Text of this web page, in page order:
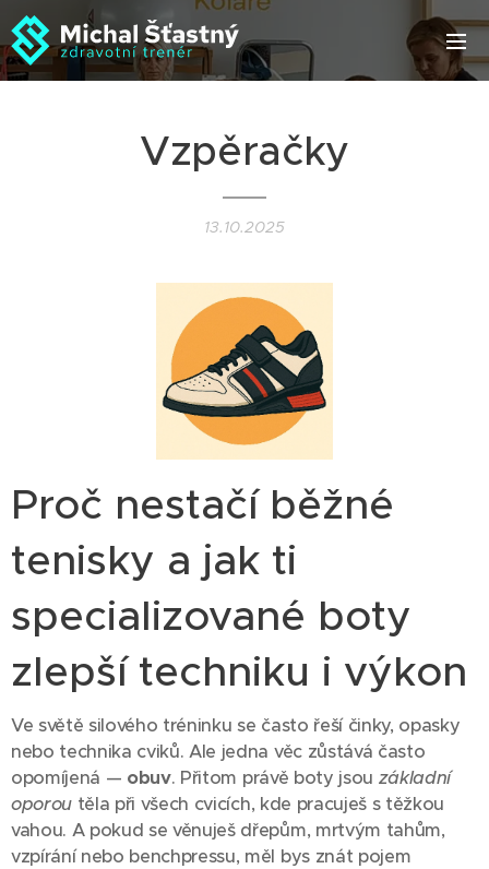
Vzpěračky
13.10.2025
Proč nestačí běžné
tenisky a jak ti
specializované boty
zlepší techniku i výkon
Ve světě silového tréninku se často řeší činky, opasky
nebo technika cviků. Ale jedna věc zůstává často
opomíjená — obuv. Přitom právě boty jsou základní
oporou těla při všech cvicích, kde pracuješ s těžkou
vahou. A pokud se věnuješ dřepům, mrtvým tahům,
vzpírání nebo benchpressu, měl bys znát pojem